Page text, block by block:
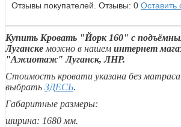
Отзывы покупателей. Отзывы: 0 Оставить
Купить Кровать "Йорк 160" с
Луганске можно в нашем интернет
"Ажиотаж" Луганск, ЛНР.
Стоимость кровати указана без
выбрать ЗДЕСЬ.
Габаритные размеры:
ширина: 1680 мм.